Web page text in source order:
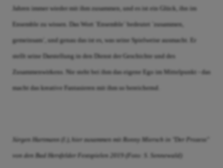
Jahren immer wieder mit ihm zusammen, und es ist ein Glück, ihn im
Ensemble zu wissen. Das Wort `Ensemble´ bedeutet `zusammen,
gemeinsam´, und genau das ist es, was seine Spielweise ausmacht. Er
stellt seine Darstellung in den Dienst der Geschichte und des
Zusammenwirkens. Nie steht bei ihm das eigene Ego im Mittelpunkt - das
macht das kreative Fantasieren mit ihm so bereichernd.
ürgen Hartmann (l.), hier zusammen mit Ronny Miersch in "Der Prozess"
von den Bad Hersfelder Festspielen 2019 (Foto: S. Sennewald)